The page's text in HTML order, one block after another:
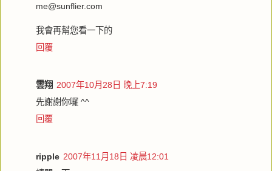
me@sunflier.com
我會再幫您看一下的
回覆
雲翔 2007年10月28日 晚上7:19
先謝謝你囉 ^^
回覆
ripple 2007年11月18日 凌晨12:01